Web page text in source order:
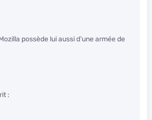
possède lui aussi d’une armée de
: